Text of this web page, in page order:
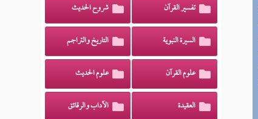
تفسير القرآن شروح الحديث
السيرة النبوية التاريخ والتراجم
علوم القرآن علوم الحديث
العقيدة الآداب والرقائق